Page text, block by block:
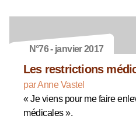
N°76 - janvier 2017
Les restrictions
par Anne Vastel
« Je viens pour me faire
médicales ».